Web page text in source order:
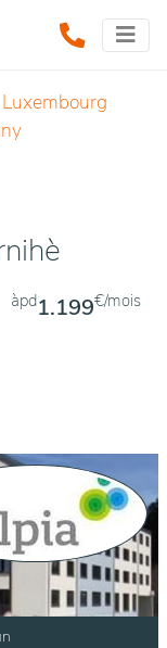
Luxembourg
àpd1.199€/mois